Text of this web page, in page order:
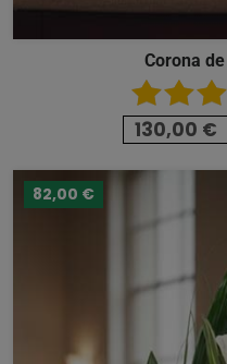
Corona
130,00 €
82,00 €